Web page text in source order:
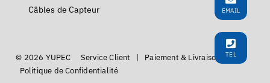
Câbles de Capteur
© 2026 YUPEC Service Client | Paiement & Livraison
|
Politique de Confidentialité
EMAIL
TEL